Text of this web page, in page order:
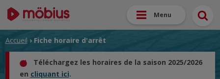
Menu
Accueil › Fiche horaire d'arrêt
Téléchargez les horaires de la saison 2025/2026
en cliquant ici.